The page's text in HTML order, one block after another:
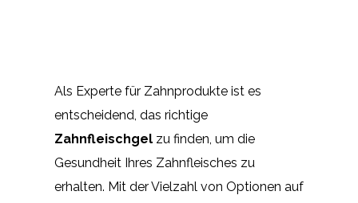
Als Experte für Zahnprodukte ist es
entscheidend, das richtige
Zahnfleischgel zu finden, um die
Gesundheit Ihres Zahnfleisches zu
erhalten. Mit der Vielzahl von Optionen auf